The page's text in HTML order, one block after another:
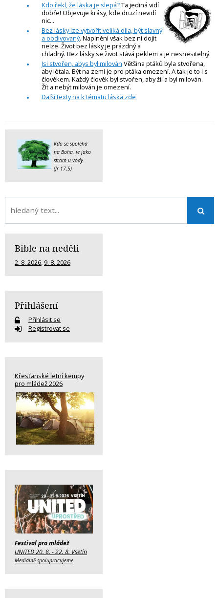
Kdo řekl, že láska je slepá?Ta jediná vidí
dobře! Objevuje krásy, kde druzí nevidí
nic...
Bez lásky lze vytvořit veliká díla, být slavný
a obdivovaný. Naplnění však bez ní dojít
nelze. Život bez lásky je prázdný a
chladný. Bez lásky se život stává peklem a je nesnesitelný.
Jsi stvořen, abys byl milován Většina ptáků byla stvořena,
aby létala. Být na zemi je pro ptáka omezení. A tak je to i s
člověkem. Každý člověk byl stvořen, aby žil a byl milován.
Žít a nebýt milován je omezení.
Další texty na k tématu láska zde
Kdo se spoléhá
na Boha, je jako
strom u vody.
(Jr 17,5)
Bible na neděli
2. 8. 2026, 9. 8. 2026
Přihlášení
Přihlásit se
Registrovat se
Křesťanské letní kempy
pro mládež 2026
Festival pro mládež
UNITED 20. 8. - 22. 8. Vsetín
Mediálně spolupracujeme